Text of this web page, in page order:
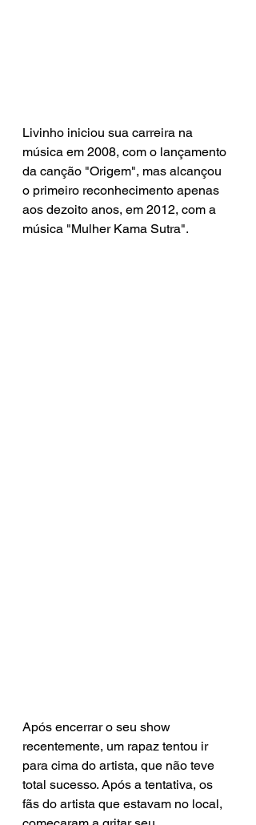
Livinho iniciou sua carreira na
música em 2008, com o lançamento
da canção "Origem", mas alcançou
o primeiro reconhecimento apenas
aos dezoito anos, em 2012, com a
música "Mulher Kama Sutra".
Após encerrar o seu show
recentemente, um rapaz tentou ir
para cima do artista, que não teve
total sucesso. Após a tentativa, os
fãs do artista que estavam no local,